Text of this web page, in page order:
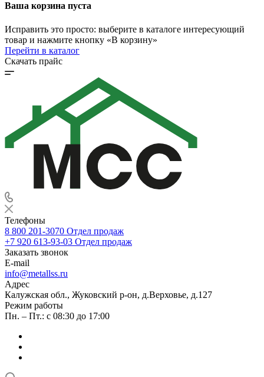
Ваша корзина пуста
Исправить это просто: выберите в каталоге интересующий
товар и нажмите кнопку «В корзину»
Перейти в каталог
Скачать прайс
Телефоны
8 800 201-3070 Отдел продаж
+7 920 613-93-03 Отдел продаж
Заказать звонок
E-mail
info@metallss.ru
Адрес
Калужская обл., Жуковский р-он, д.Верховье, д.127
Режим работы
Пн. – Пт.: с 08:30 до 17:00